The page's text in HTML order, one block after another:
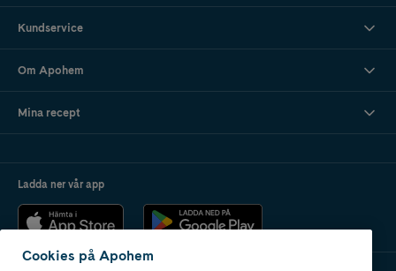
Kundservice
Om Apohem
Mina recept
Ladda ner vår app
Cookies på Apohem